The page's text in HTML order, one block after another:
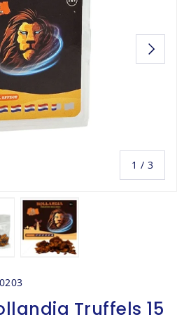
1 / van
3
Volgende
Truffels 15